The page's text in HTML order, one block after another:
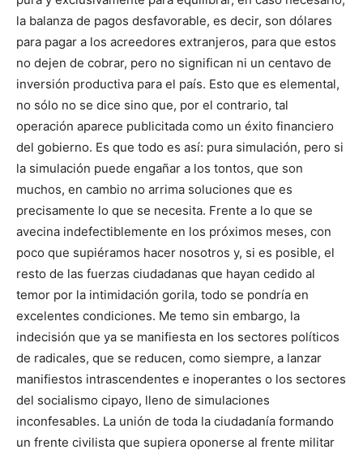
la balanza de pagos desfavorable, es decir, son dólares
para pagar a los acreedores extranjeros, para que estos
no dejen de cobrar, pero no significan ni un centavo de
inversión productiva para el país. Esto que es elemental,
no sólo no se dice sino que, por el contrario, tal
operación aparece publicitada como un éxito financiero
del gobierno. Es que todo es así: pura simulación, pero si
la simulación puede engañar a los tontos, que son
muchos, en cambio no arrima soluciones que es
precisamente lo que se necesita. Frente a lo que se
avecina indefectiblemente en los próximos meses, con
poco que supiéramos hacer nosotros y, si es posible, el
resto de las fuerzas ciudadanas que hayan cedido al
temor por la intimidación gorila, todo se pondría en
excelentes condiciones. Me temo sin embargo, la
indecisión que ya se manifiesta en los sectores políticos
de radicales, que se reducen, como siempre, a lanzar
manifiestos intrascendentes e inoperantes o los sectores
del socialismo cipayo, lleno de simulaciones
inconfesables. La unión de toda la ciudadanía formando
un frente civilista que supiera oponerse al frente militar